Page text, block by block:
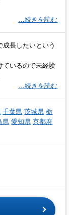
…続きを読む
長したいという
ているので未経験
…続きを読む
千葉県 茨城県 栃
県 愛知県 京都府